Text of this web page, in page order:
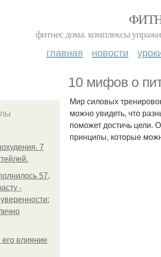
фитнес дома. комплексы
главная новости
10 мифов о
7
57,
-
влияние
Мир силовых
можно увидеть, что
поможет достичь цели.
принципы, которые